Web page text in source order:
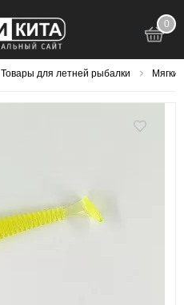
0
Товары для летней рыбалки